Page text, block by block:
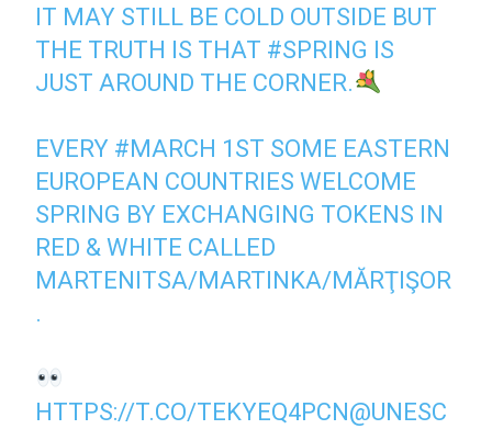
IT MAY STILL BE COLD OUTSIDE BUT
THE TRUTH IS THAT #SPRING IS
JUST AROUND THE CORNER.
EVERY #MARCH 1ST SOME EASTERN
EUROPEAN COUNTRIES WELCOME
SPRING BY EXCHANGING TOKENS IN
RED & WHITE CALLED
MARTENITSA/MARTINKA/MĂRŢIŞOR
.
HTTPS://T.CO/TEKYEQ4PCN@UNESC